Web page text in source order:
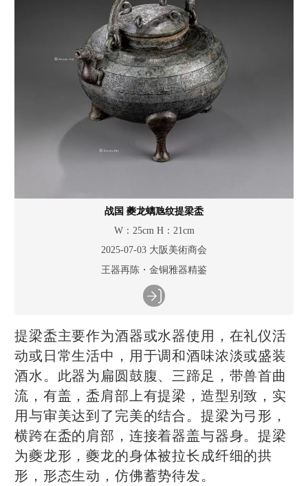
战国 夔龙螭虺纹提梁盉
W：25cm H：21cm
2025-07-03 大阪美術商会
王器再陈・金铜雅器精鉴
提梁盉主要作为酒器或水器使用，在礼仪活
动或日常生活中，用于调和酒味浓淡或盛装
酒水。此器为扁圆鼓腹、三蹄足，带兽首曲
流，有盖，盉肩部上有提梁，造型别致，实
用与审美达到了完美的结合。提梁为弓形，
横跨在盉的肩部，连接着器盖与器身。提梁
为夔龙形，夔龙的身体被拉长成纤细的拱
形，形态生动，仿佛蓄势待发。